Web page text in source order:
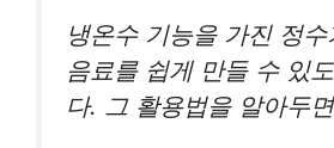
냉온수 기능을 가진 정
음료를 쉽게 만들 수 있
다. 그 활용법을 알아두